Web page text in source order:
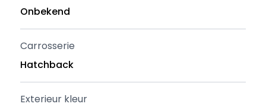
Onbekend
Carrosserie
Hatchback
Exterieur kleur